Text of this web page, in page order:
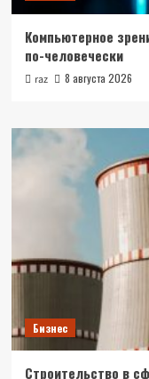
Компьютерное
по-человечески
raz 8 августа 2026
Бизнес
Строительство в